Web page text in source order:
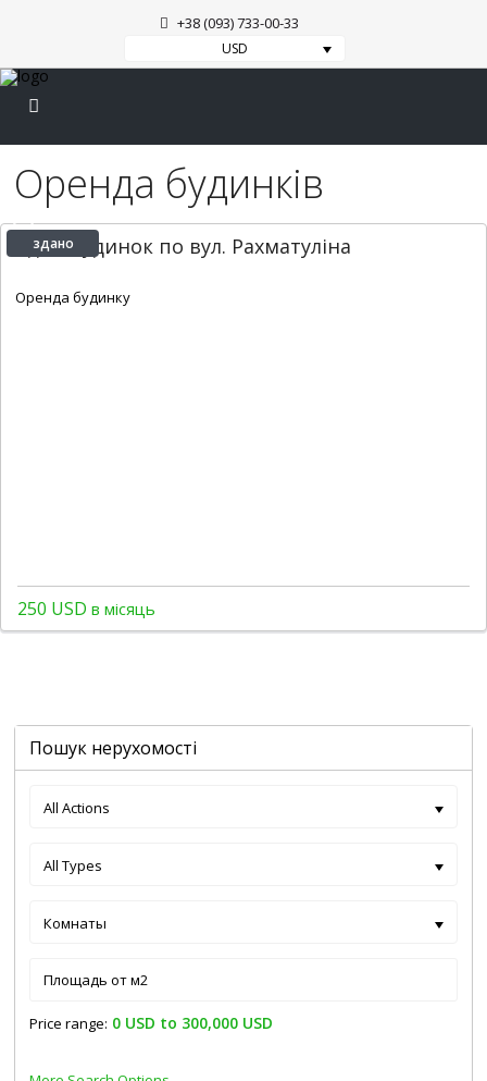
+38 (093) 733-00-33
USD
Оренда будинків
здано
Здам будинок по вул. Рахматуліна
Оренда будинку
250 USD в місяць
Пошук нерухомості
All Actions
All Types
Комнаты
Price range: 0 USD to 300,000 USD